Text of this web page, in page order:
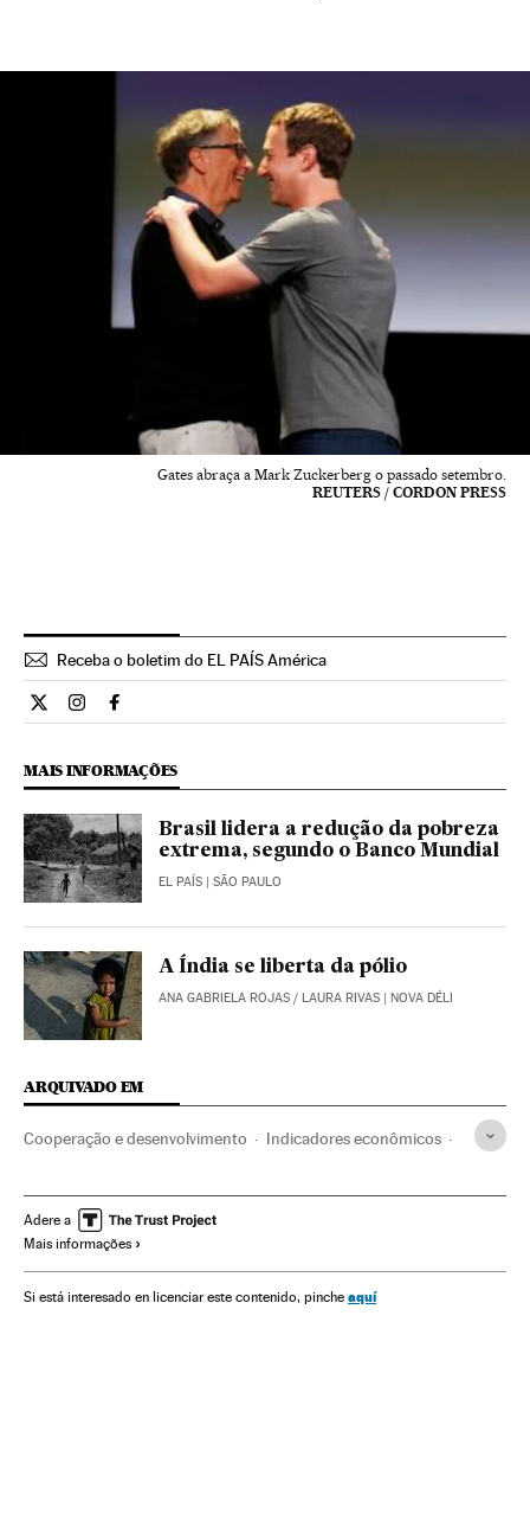
Gates abraça a Mark Zuckerberg o passado setembro.
REUTERS / CORDON PRESS
Receba o boletim do EL PAÍS América
Internacional El País Brasil en Twitter
Internacional El País Brasil en Instagram
Internacional El País Brasil en Facebook
MAIS INFORMAÇÕES
Brasil lidera a redução da pobreza
extrema, segundo o Banco Mundial
EL PAÍS | SÃO PAULO
A Índia se liberta da pólio
ANA GABRIELA ROJAS / LAURA RIVAS | NOVA DÉLI
ARQUIVADO EM
Cooperação e desenvolvimento Indicadores econômicos
Programas ONU Fundações
Desenvolvimento sustentável
Relações exteriores Economia Política Sociedade
Adere a
Mais informações
Si está interesado en licenciar este contenido, pinche aquí